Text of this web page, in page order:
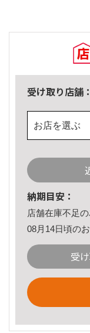
受け取り店舗：
お店を選ぶ
納期目安：
店舗在庫不足
08月14日頃の
受